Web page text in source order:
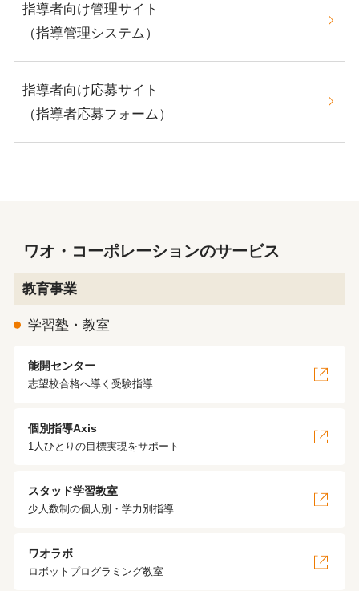
指導者向け管理サイト
（指導管理システム）
指導者向け応募サイト
（指導者応募フォーム）
ワオ・コーポレーションのサービス
教育事業
学習塾・教室
能開センター
志望校合格へ導く受験指導
個別指導Axis
1人ひとりの目標実現をサポート
スタッド学習教室
少人数制の個人別・学力別指導
ワオラボ
ロボットプログラミング教室